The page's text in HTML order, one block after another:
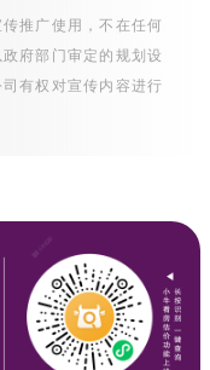
推广使用，不在任何
府部门审定的规划设
有权对宣传内容进行